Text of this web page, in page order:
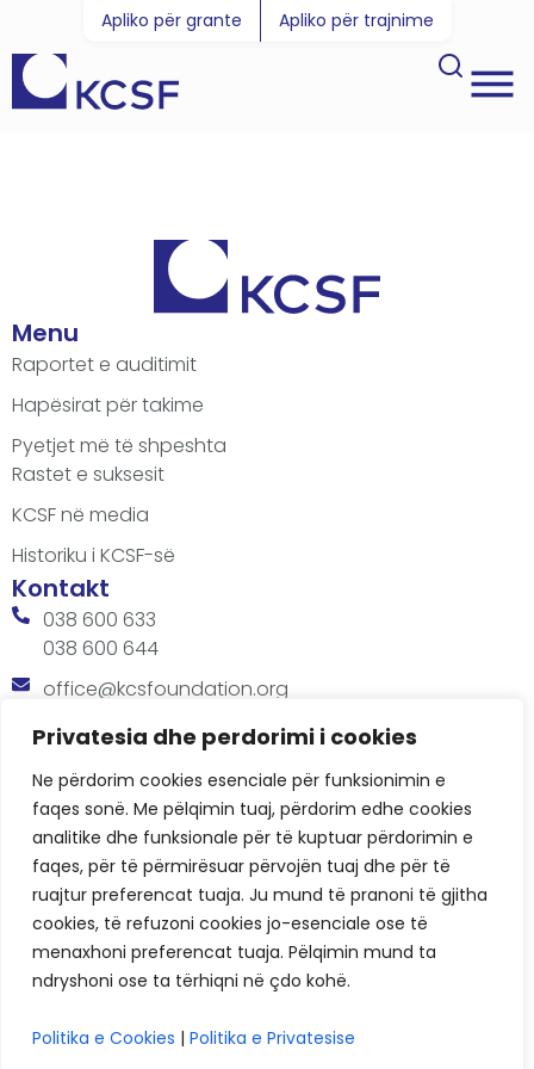
Privatesia dhe perdorimi i cookies
Ne përdorim cookies esenciale për funksionimin e
faqes sonë. Me pëlqimin tuaj, përdorim edhe cookies
analitike dhe funksionale për të kuptuar përdorimin e
faqes, për të përmirësuar përvojën tuaj dhe për të
ruajtur preferencat tuaja. Ju mund të pranoni të gjitha
cookies, të refuzoni cookies jo-esenciale ose të
menaxhoni preferencat tuaja. Pëlqimin mund ta
ndryshoni ose ta tërhiqni në çdo kohë.
Politika e Cookies | Politika e Privatesise
Apliko për grante Apliko për trajnime
Menu
Raportet e auditimit
Hapësirat për takime
Pyetjet më të shpeshta
Rastet e suksesit
KCSF në media
Historiku i KCSF-së
Kontakt
038 600 633
038 600 644
office@kcsfoundation.org
Besa Imami, Lam A, H1, Kat.12, nr. 65-1, Lakrishtë,
Orari
8:00 AM - 4:00 PM
KCSF © 2026
Politikat e Privatësisë